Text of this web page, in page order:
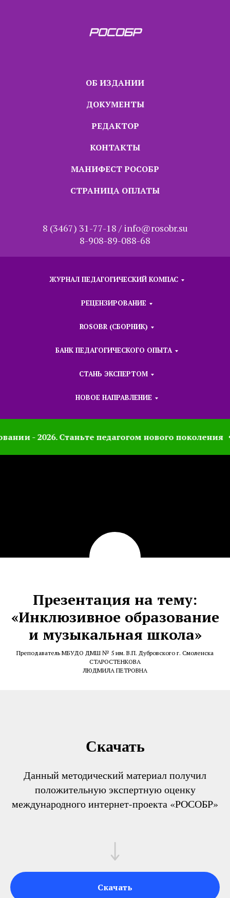
ОБ ИЗДАНИИ
ДОКУМЕНТЫ
РЕДАКТОР
КОНТАКТЫ
МАНИФЕСТ РОСОБР
СТРАНИЦА ОПЛАТЫ
8 (3467) 31-77-18 / info@rosobr.su
8-908-89-088-68
ЖУРНАЛ ПЕДАГОГИЧЕСКИЙ КОМПАС
РЕЦЕНЗИРОВАНИЕ
ROSOBR (СБОРНИК)
БАНК ПЕДАГОГИЧЕСКОГО ОПЫТА
СТАНЬ ЭКСПЕРТОМ
НОВОЕ НАПРАВЛЕНИЕ
- 2026. Станьте педагогом нового поколения
Презентация на тему:
«Инклюзивное образование
и музыкальная школа»
Преподаватель МБУДО ДМШ № 5 им. В.П. Дубровского г. Смоленска
СТАРОСТЕНКОВА
ЛЮДМИЛА ПЕТРОВНА
Скачать
Данный методический материал получил
положительную экспертную оценку
международного интернет-проекта «РОСОБР»
Скачать